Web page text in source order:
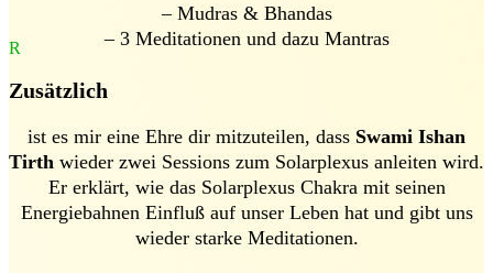
– Mudras & Bhandas
– 3 Meditationen und dazu Mantras
R
Zusätzlich
ist es mir eine Ehre dir mitzuteilen, dass Swami Ishan
Tirth wieder zwei Sessions zum Solarplexus anleiten wird.
Er erklärt, wie das Solarplexus Chakra mit seinen
Energiebahnen Einfluß auf unser Leben hat und gibt uns
wieder starke Meditationen.